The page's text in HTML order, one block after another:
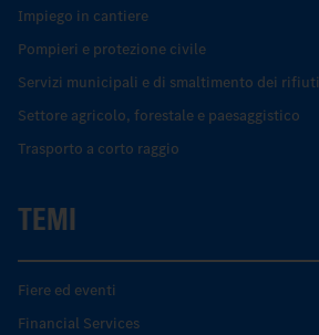
Impiego in cantiere
Pompieri e protezione civile
Servizi municipali e di smaltimento dei rifiuti
Settore agricolo, forestale e paesaggistico
Trasporto a corto raggio
TEMI
Fiere ed eventi
Financial Services